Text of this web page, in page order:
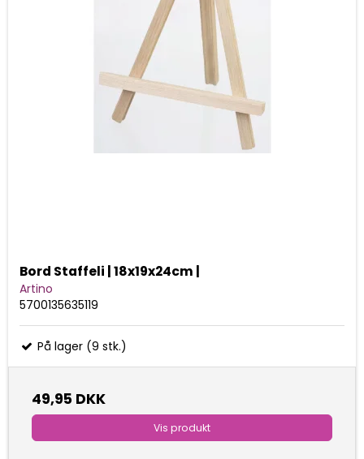
Bord Staffeli | 18x19x24cm |
Artino
5700135635119
På lager (9 stk.)
49,95 DKK
Vis produkt